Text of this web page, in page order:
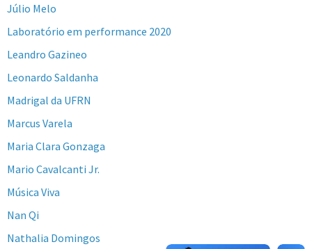
Júlio Melo
Laboratório em performance 2020
Leandro Gazineo
Leonardo Saldanha
Madrigal da UFRN
Marcus Varela
Maria Clara Gonzaga
Mario Cavalcanti Jr.
Música Viva
Nan Qi
Nathalia Domingos